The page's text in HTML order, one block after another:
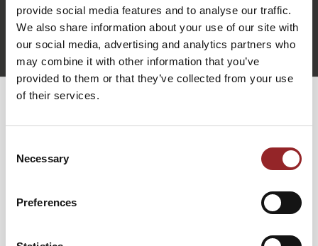
provide social media features and to analyse our traffic.
We also share information about your use of our site with
our social media, advertising and analytics partners who
may combine it with other information that you’ve
provided to them or that they’ve collected from your use
of their services.
Selection
Necessary
Preferences
l.roemhild@future-stars.de
+49 (0)821 790040-10
Lukas Römhild anfragen
WEITERE VORTRÄGE VON LUKAS
SCHNELL, PRÄZISE, ÜBERZEUGEND.
IDEEN AUF DEN PUNKT GEBRACHT
In einer Welt, in der Zeit das wertvollste Gut ist, müssen